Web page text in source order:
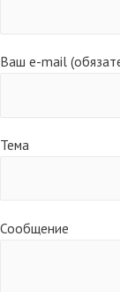
Ваш e-mail
Тема
Сообщение